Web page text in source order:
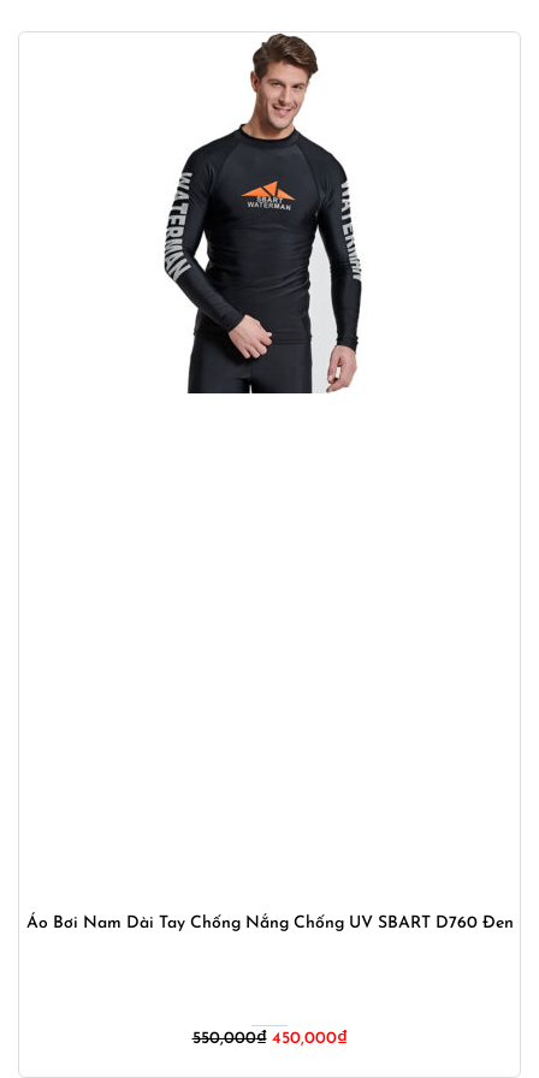
Áo Bơi Nam Dài Tay Chống Nắng Chống UV SBART D760 Đen
550,000₫ Giá
450,000₫Giá